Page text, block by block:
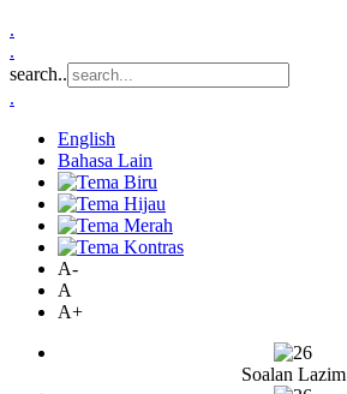
.
.
search..
.
English
Bahasa Lain
A-
A
A+
Soalan Lazim